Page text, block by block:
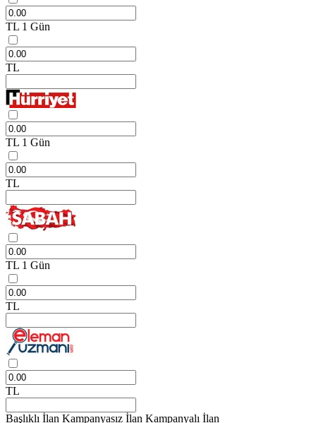
TL 1 Gün
TL
TL 1 Gün
TL
TL 1 Gün
TL
TL
Başlıklı İlan Kampanyasız İlan Kampanyalı İlan